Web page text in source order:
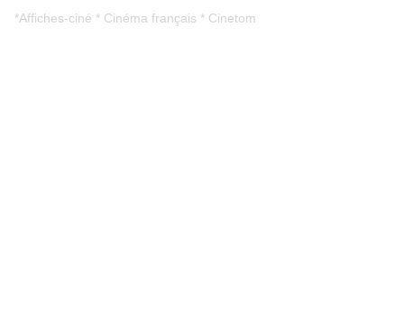
*Affiches-ciné * Cinéma français * Cinetom